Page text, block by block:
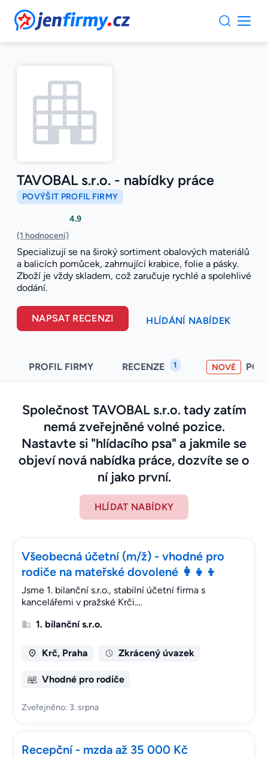
JenFirmy.cz
TAVOBAL s.r.o. - nabídky práce
POVÝŠIT PROFIL FIRMY
4.9
(1 hodnocení)
Specializují se na široký sortiment obalových materiálů
a balicích pomůcek, zahrnující krabice, folie a pásky.
Zboží je vždy skladem, což zaručuje rychlé a spolehlivé
dodání.
NAPSAT RECENZI HLÍDÁNÍ NABÍDEK
PROFIL FIRMY RECENZE 1 NOVÉ
Společnost TAVOBAL s.r.o. tady zatím
nemá zveřejněné volné pozice.
Nastavte si "hlídacího psa" a jakmile se
objeví nová nabídka práce, dozvíte se o
ní jako první.
HLÍDAT NABÍDKY
Všeobecná účetní (m/ž) - vhodné pro
rodiče na mateřské dovolené 👩‍👧‍👦
Jsme 1. bilanční s.r.o., stabilní účetní firma s
kancelářemi v pražské Krči.…
1. bilanční s.r.o.
Krč, Praha Zkrácený úvazek
Vhodné pro rodiče
Zveřejněno: 3. srpna
Recepční - mzda až 35 000 Kč